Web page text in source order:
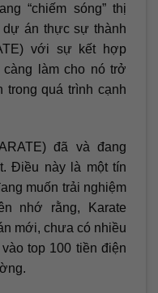
“chiếm sóng” thị
án thực sự thành
với sự kết hợp
làm cho nó trở
quá trình cạnh
đã và đang
Điều này là một tín
muốn trải nghiệm
nhớ rằng, Karate
mới, chưa có nhiều
top 100 tiền điện